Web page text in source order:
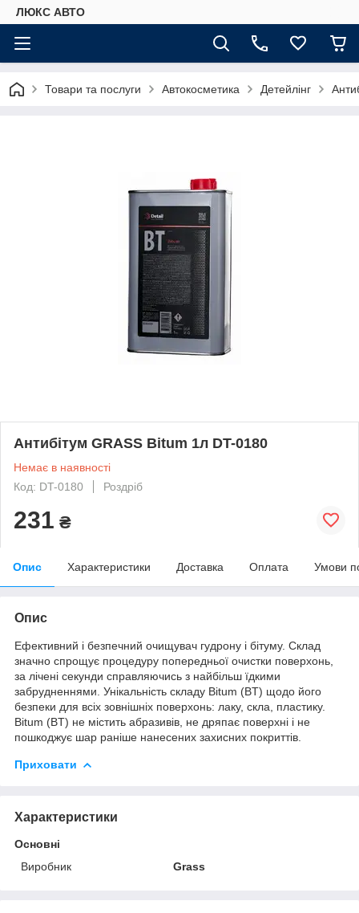
ЛЮКС АВТО
Товари та послуги Автокосметика Детейлінг
Антибітум GRASS Bitum 1л DT-0180
Немає в наявності
Код: DT-0180
Роздріб
231 ₴
Опис Характеристики Доставка Оплата Умови
Опис
Ефективний і безпечний очищувач гудрону і бітуму. Склад
значно спрощує процедуру попередньої очистки поверхонь,
за лічені секунди справляючись з найбільш їдкими
забрудненнями. Унікальність складу Bitum (BT) щодо його
безпеки для всіх зовнішніх поверхонь: лаку, скла, пластику.
Bitum (BT) не містить абразивів, не дряпає поверхні і не
пошкоджує шар раніше нанесених захисних покриттів.
Приховати
Характеристики
Основні
Виробник
Grass